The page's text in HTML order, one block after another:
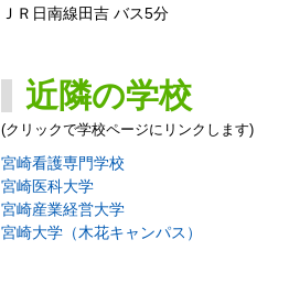
ＪＲ日南線田吉 バス5分
近隣の学校
(クリックで学校ページにリンクします)
宮崎看護専門学校
宮崎医科大学
宮崎産業経営大学
宮崎大学（木花キャンパス）